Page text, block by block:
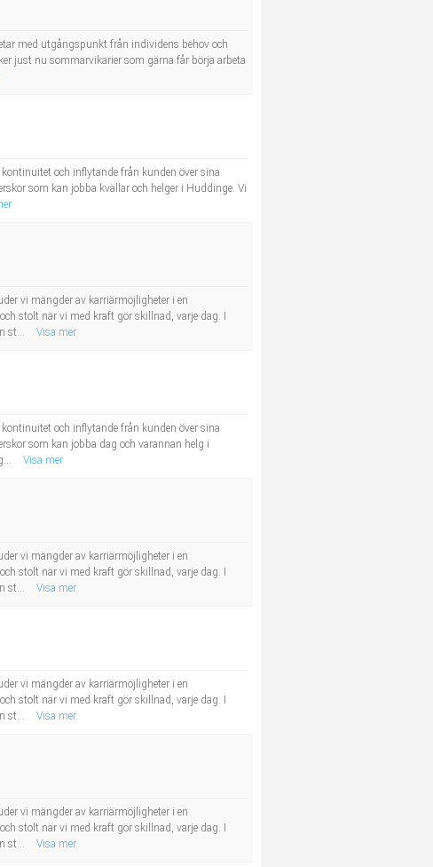
med utgångspunkt från individens behov och
just nu sommarvikarier som gärna får börja arbeta
och inflytande från kunden över sina
som kan jobba kvällar och helger i Huddinge. Vi
vi mängder av karriärmöjligheter i en
stolt när vi med kraft gör skillnad, varje dag. I
st...
Visa mer
och inflytande från kunden över sina
som kan jobba dag och varannan helg i
Visa mer
vi mängder av karriärmöjligheter i en
stolt när vi med kraft gör skillnad, varje dag. I
st...
Visa mer
vi mängder av karriärmöjligheter i en
stolt när vi med kraft gör skillnad, varje dag. I
st...
Visa mer
vi mängder av karriärmöjligheter i en
stolt när vi med kraft gör skillnad, varje dag. I
st...
Visa mer